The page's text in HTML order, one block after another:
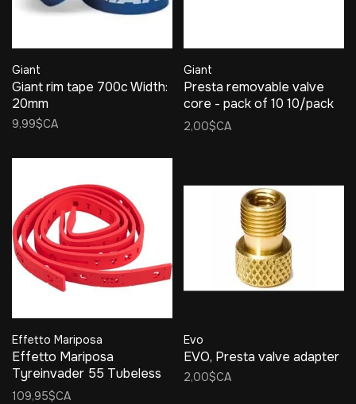
Giant
Giant rim tape 700c Width:
20mm
9,99$CA
Giant
Presta removable valve
core - pack of 10 10/pack
single
2,00$CA
Effetto Mariposa
Effetto Mariposa
Tyreinvader 55 Tubeless
Tire Inserts - Set of 2
109,95$CA
Evo
EVO, Presta valve adapter
2,00$CA